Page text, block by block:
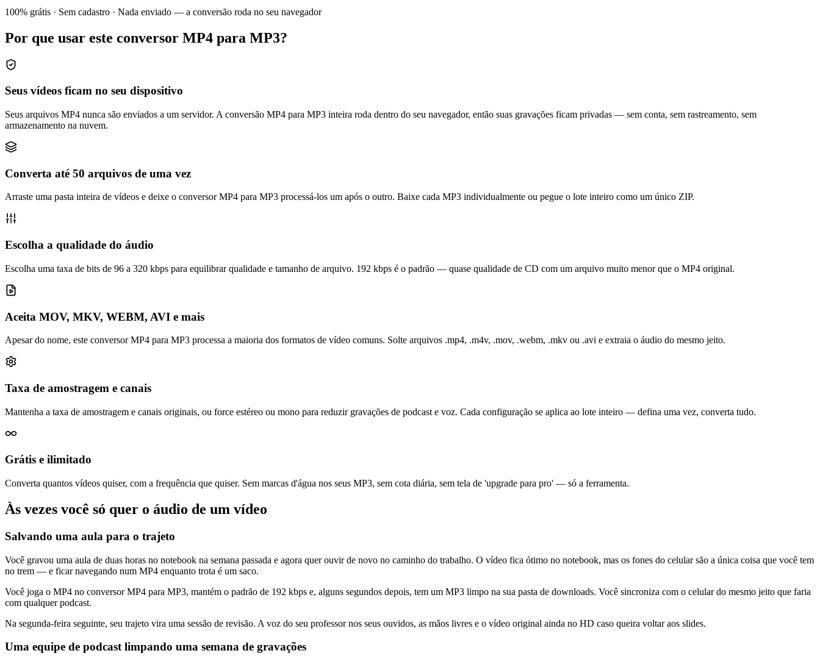
100% grátis · Sem cadastro · Nada enviado — a conversão roda no seu navegador
Por que usar este conversor MP4 para MP3?
Seus vídeos ficam no seu dispositivo
Seus arquivos MP4 nunca são enviados a um servidor. A conversão MP4 para MP3 inteira roda dentro do seu navegador, então suas gravações ficam privadas — sem conta, sem rastreamento, sem
armazenamento na nuvem.
Converta até 50 arquivos de uma vez
Arraste uma pasta inteira de vídeos e deixe o conversor MP4 para MP3 processá-los um após o outro. Baixe cada MP3 individualmente ou pegue o lote inteiro como um único ZIP.
Escolha a qualidade do áudio
Escolha uma taxa de bits de 96 a 320 kbps para equilibrar qualidade e tamanho de arquivo. 192 kbps é o padrão — quase qualidade de CD com um arquivo muito menor que o MP4 original.
Aceita MOV, MKV, WEBM, AVI e mais
Apesar do nome, este conversor MP4 para MP3 processa a maioria dos formatos de vídeo comuns. Solte arquivos .mp4, .m4v, .mov, .webm, .mkv ou .avi e extraia o áudio do mesmo jeito.
Taxa de amostragem e canais
Mantenha a taxa de amostragem e canais originais, ou force estéreo ou mono para reduzir gravações de podcast e voz. Cada configuração se aplica ao lote inteiro — defina uma vez, converta tudo.
Grátis e ilimitado
Converta quantos vídeos quiser, com a frequência que quiser. Sem marcas d'água nos seus MP3, sem cota diária, sem tela de 'upgrade para pro' — só a ferramenta.
Às vezes você só quer o áudio de um vídeo
Salvando uma aula para o trajeto
Você gravou uma aula de duas horas no notebook na semana passada e agora quer ouvir de novo no caminho do trabalho. O vídeo fica ótimo no notebook, mas os fones do celular são a única coisa que você tem
no trem — e ficar navegando num MP4 enquanto trota é um saco.
Você joga o MP4 no conversor MP4 para MP3, mantém o padrão de 192 kbps e, alguns segundos depois, tem um MP3 limpo na sua pasta de downloads. Você sincroniza com o celular do mesmo jeito que faria
com qualquer podcast.
Na segunda-feira seguinte, seu trajeto vira uma sessão de revisão. A voz do seu professor nos seus ouvidos, as mãos livres e o vídeo original ainda no HD caso queira voltar aos slides.
Uma equipe de podcast limpando uma semana de gravações